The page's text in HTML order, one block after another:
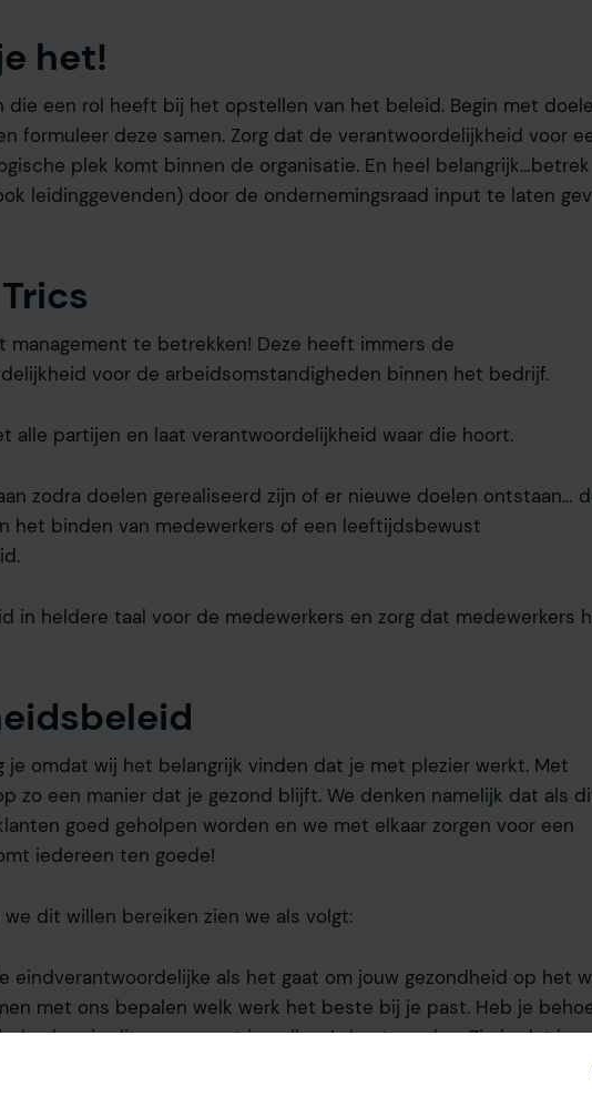
het!
die een rol heeft bij het opstellen van het beleid. Begin met
formuleer deze samen. Zorg dat de verantwoordelijkheid voor
plek komt binnen de organisatie. En heel
leidinggevenden) door de ondernemingsraad input te laten
management te betrekken! Deze heeft immers de
voor de arbeidsomstandigheden binnen het bedrijf.
alle partijen en laat verantwoordelijkheid waar die hoort.
zodra doelen gerealiseerd zijn of er nieuwe doelen ontstaan…
het binden van medewerkers of een leeftijdsbewust
in heldere taal voor de medewerkers en zorg dat medewerkers
je omdat wij het belangrijk vinden dat je met plezier werkt. Met
zo een manier dat je gezond blijft. We denken namelijk dat als
goed geholpen worden en we met elkaar zorgen voor een
iedereen ten goede!
we dit willen bereiken zien we als volgt:
eindverantwoordelijke als het gaat om jouw gezondheid op het
met ons bepalen welk werk het beste bij je past. Heb je
dan hoe je dit samen met je collega’s kunt regelen. Zie je dat
moeite heeft met een taak; help dan. De gedachte is immers
een gezonde en prettige werkplek.